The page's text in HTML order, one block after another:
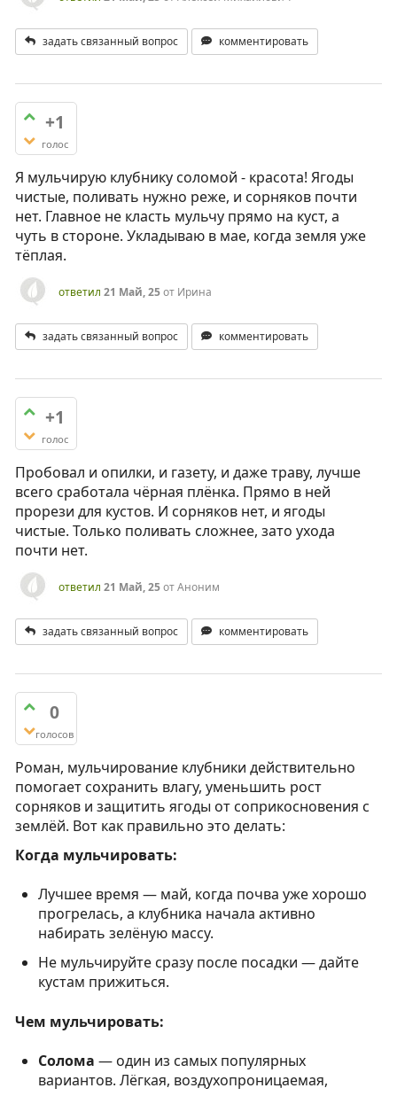
задать связанный вопрос комментировать
+1
голос
Я мульчирую клубнику соломой - красота! Ягоды
чистые, поливать нужно реже, и сорняков почти
нет. Главное не класть мульчу прямо на куст, а
чуть в стороне. Укладываю в мае, когда земля уже
тёплая.
ответил 21 Май, 25от Ирина
задать связанный вопрос комментировать
+1
голос
Пробовал и опилки, и газету, и даже траву, лучше
всего сработала чёрная плёнка. Прямо в ней
прорези для кустов. И сорняков нет, и ягоды
чистые. Только поливать сложнее, зато ухода
почти нет.
ответил 21 Май, 25отАноним
задать связанный вопрос комментировать
0
голосов
Роман, мульчирование клубники действительно
помогает сохранить влагу, уменьшить рост
сорняков и защитить ягоды от соприкосновения с
землёй. Вот как правильно это делать:
Когда мульчировать:
Лучшее время — май, когда почва уже хорошо
прогрелась, а клубника начала активно
набирать зелёную массу.
Не мульчируйте сразу после посадки — дайте
кустам прижиться.
Чем мульчировать:
Солома — один из самых популярных
вариантов. Лёгкая, воздухопроницаемая,